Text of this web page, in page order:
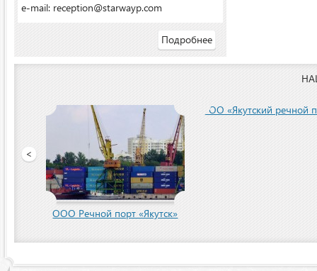
e-mail: reception@starwayp.com
Подробнее
<
ООО Речной порт «Якутск»
ООО «Якутский речной